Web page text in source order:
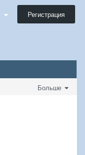
Регистрация
Больше